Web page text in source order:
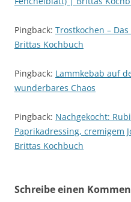
Pingback: Trostkochen –
Brittas Kochbuch
Pingback: Lammkebab auf
wunderbares Chaos
Pingback: Nachgekocht:
Paprikadressing, cremigem
Brittas Kochbuch
Schreibe einen